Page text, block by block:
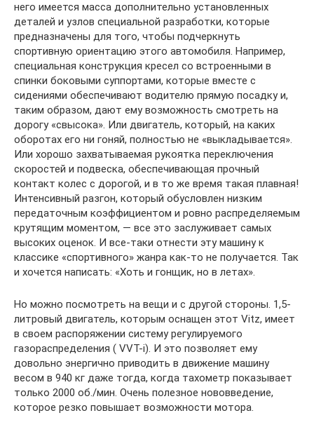
него имеется масса дополнительно установленных
деталей и узлов специальной разработки, которые
предназначены для того, чтобы подчеркнуть
спортивную ориентацию этого автомобиля. Например,
специальная конструкция кресел со встроенными в
спинки боковыми суппортами, которые вместе с
сидениями обеспечивают водителю прямую посадку и,
таким образом, дают ему возможность смотреть на
дорогу «свысока». Или двигатель, который, на каких
оборотах его ни гоняй, полностью не «выкладывается».
Или хорошо захватываемая рукоятка переключения
скоростей и подвеска, обеспечивающая прочный
контакт колес с дорогой, и в то же время такая плавная!
Интенсивный разгон, который обусловлен низким
передаточным коэффициентом и ровно распределяемым
крутящим моментом, — все это заслуживает самых
высоких оценок. И все-таки отнести эту машину к
классике «спортивного» жанра как-то не получается. Так
и хочется написать: «Хоть и гонщик, но в летах».
Но можно посмотреть на вещи и с другой стороны. 1,5-
литровый двигатель, которым оснащен этот Vitz, имеет
в своем распоряжении систему регулируемого
газораспределения ( VVT-i). И это позволяет ему
довольно энергично приводить в движение машину
весом в 940 кг даже тогда, когда тахометр показывает
только 2000 об./мин. Очень полезное нововведение,
которое резко повышает возможности мотора.